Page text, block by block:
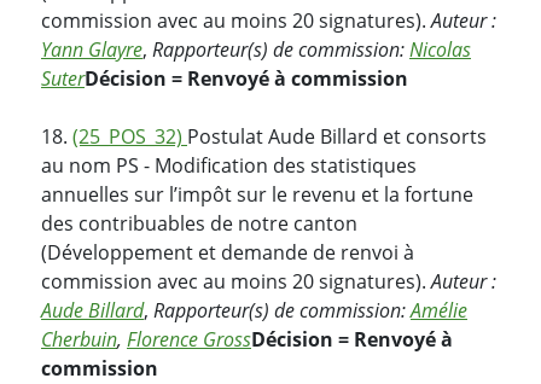
commission avec au moins 20 signatures).Auteur :
Yann Glayre, Rapporteur(s) de commission:Nicolas
SuterDécision = Renvoyé à commission
18. (25_POS_32) Postulat Aude Billard et consorts
au nom PS - Modification des statistiques
annuelles sur l’impôt sur le revenu et la fortune
des contribuables de notre canton
(Développement et demande de renvoi à
commission avec au moins 20 signatures).Auteur :
Aude Billard, Rapporteur(s) de commission:Amélie
Cherbuin, Florence GrossDécision = Renvoyé à
commission